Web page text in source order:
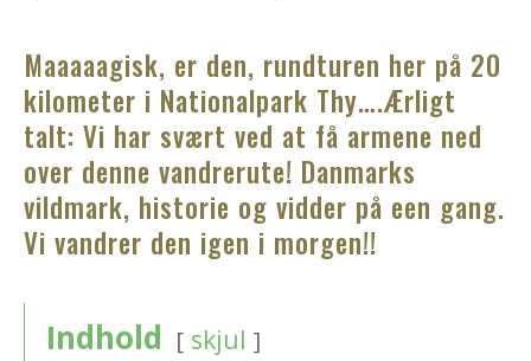
Maaaaagisk, er den, rundturen her på 20
kilometer i Nationalpark Thy….Ærligt
talt: Vi har svært ved at få armene ned
over denne vandrerute! Danmarks
vildmark, historie og vidder på een gang.
Vi vandrer den igen i morgen!!
Indhold skjul